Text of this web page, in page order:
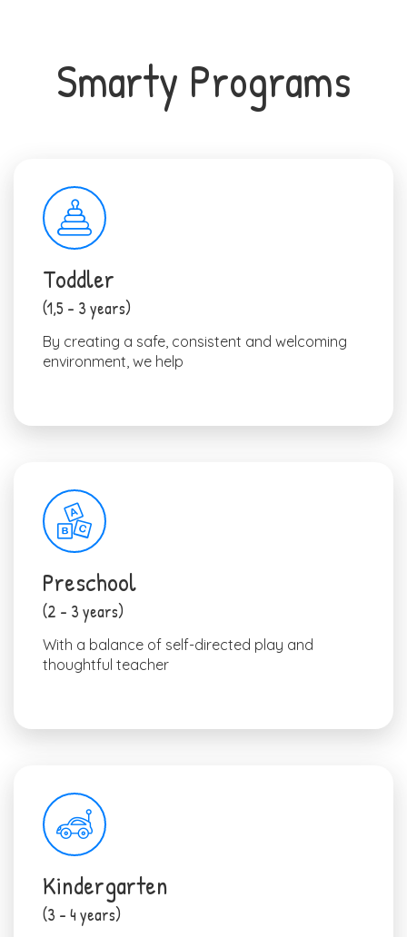
Smarty Programs
Toddler
(1,5 – 3 years)
By creating a safe, consistent and welcoming
environment, we help
Preschool
(2 – 3 years)
With a balance of self-directed play and
thoughtful teacher
Kindergarten
(3 – 4 years)